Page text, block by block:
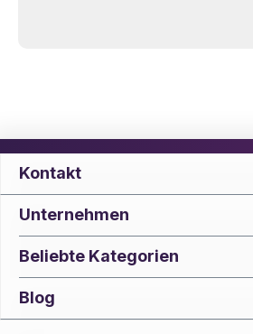
Kontakt
Unternehmen
Beliebte Kategorien
Blog